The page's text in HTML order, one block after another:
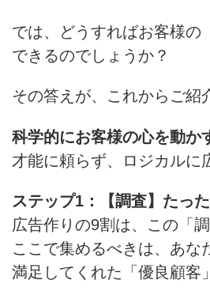
では、どうすればお客様の
できるのでしょうか？
その答えが、これからご紹
科学的にお客様の心を動か
才能に頼らず、ロジカルに
ステップ1：【調査】たっ
広告作りの9割は、この「
ここで集めるべきは、あな
満足してくれた「優良顧客